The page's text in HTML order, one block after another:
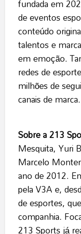
fundada em
de eventos
conteúdo
talentos e
em emoção.
redes de
milhões de
canais de marca.
Sobre a 213
Mesquita, Yuri
Marcelo
ano de 2012.
pela V3A e,
de esportes,
companhia.
213 Sports já